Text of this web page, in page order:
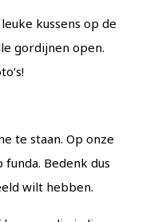
kussens op de
gordijnen open.
te staan. Op onze
Bedenk dus
wilt hebben.